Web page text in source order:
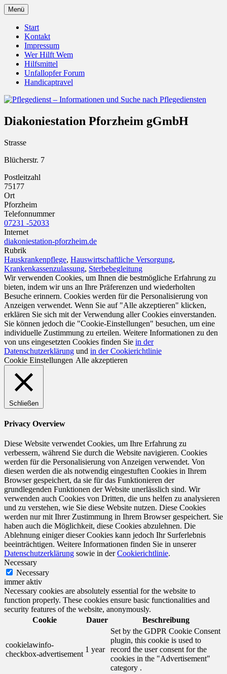
Zum
Inhalt
springen
Pflegedienst – Informationen
und Suche nach Pflegediensten
Unfallopfer – Hilfswerk
Menü
Start
Kontakt
Impressum
Wer Hilft Wem
Hilfsmittel
Unfallopfer Forum
Handicaptravel
Diakoniestation Pforzheim gGmbH
Strasse
Blücherstr. 7
Postleitzahl
75177
Ort
Pforzheim
Telefonnummer
07231 -52033
Internet
diakoniestation-pforzheim.de
Rubrik
Hauskrankenpflege, Hauswirtschaftliche Versorgung,
Krankenkassenzulassung, Sterbebegleitung
Wir verwenden Cookies, um Ihnen die bestmögliche Erfahrung zu
bieten, indem wir uns an Ihre Präferenzen und wiederholten
Besuche erinnern. Cookies werden für die Personalisierung von
Anzeigen verwendet. Wenn Sie auf "Alle akzeptieren" klicken,
erklären Sie sich mit der Verwendung aller Cookies einverstanden.
Sie können jedoch die "Cookie-Einstellungen" besuchen, um eine
individuelle Zustimmung zu erteilen. Weitere Informationen zu den
von uns eingesetzten Cookies finden Sie in der
Datenschutzerklärung und in der Cookierichtlinie
Cookie Einstellungen Alle akzeptieren
Schließen
Privacy Overview
Diese Website verwendet Cookies, um Ihre Erfahrung zu
verbessern, während Sie durch die Website navigieren. Cookies
werden für die Personalisierung von Anzeigen verwendet. Von
diesen werden die als notwendig eingestuften Cookies in Ihrem
Browser gespeichert, da sie für das Funktionieren der
grundlegenden Funktionen der Website unerlässlich sind. Wir
verwenden auch Cookies von Dritten, die uns helfen zu analysieren
und zu verstehen, wie Sie diese Website nutzen. Diese Cookies
werden nur mit Ihrer Zustimmung in Ihrem Browser gespeichert. Sie
haben auch die Möglichkeit, diese Cookies abzulehnen. Die
Ablehnung einiger dieser Cookies kann jedoch Ihr Surferlebnis
beeinträchtigen. Weitere Informationen finden Sie in unserer
Datenschutzerklärung sowie in derCookierichtlinie.
Necessary
Necessary
immer aktiv
Necessary cookies are absolutely essential for the website to
function properly. These cookies ensure basic functionalities and
security features of the website, anonymously.
Cookie
Dauer Beschreibung
cookielawinfo-
checkbox-advertisement
1 year
Set by the GDPR Cookie Consent
plugin, this cookie is used to
record the user consent for the
cookies in the "Advertisement"
category .